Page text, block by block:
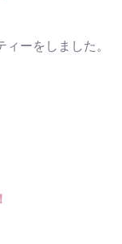
ーをしました。